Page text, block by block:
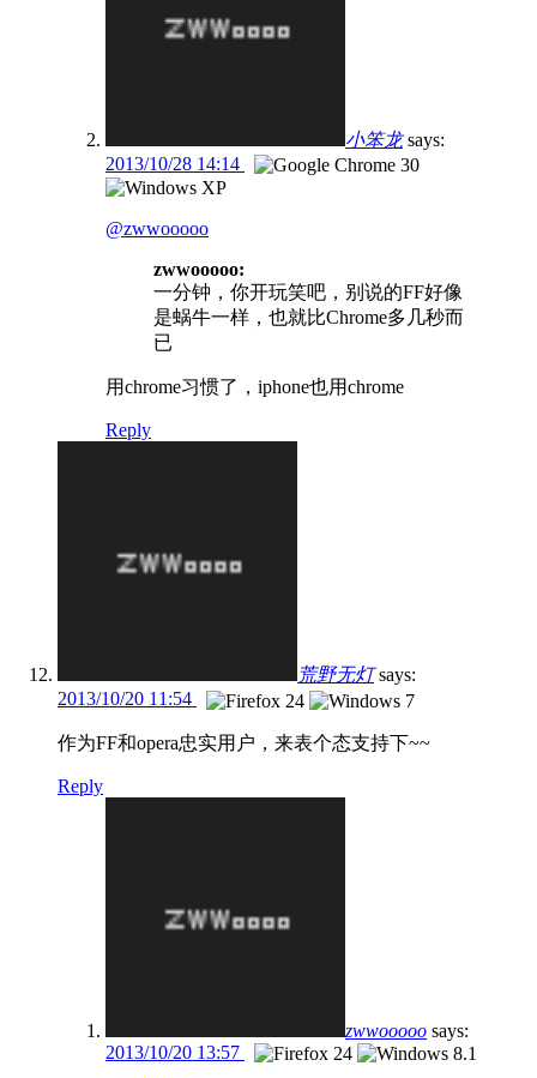
小笨龙 says:
2013/10/28 14:14
@zwwooooo
zwwooooo:
一分钟，你开玩笑吧，别说的FF好像
是蜗牛一样，也就比Chrome多几秒而
已
用chrome习惯了，iphone也用chrome
Reply
荒野无灯 says:
2013/10/20 11:54
作为FF和opera忠实用户，来表个态支持下~~
Reply
zwwooooo says:
2013/10/20 13:57